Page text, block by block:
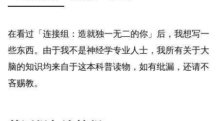
在看过「连接组：造就独一无二的你」后，我想写一
些东西。由于我不是神经学专业人士，我所有关于大
脑的知识均来自于这本科普读物，如有纰漏，还请不
吝赐教。